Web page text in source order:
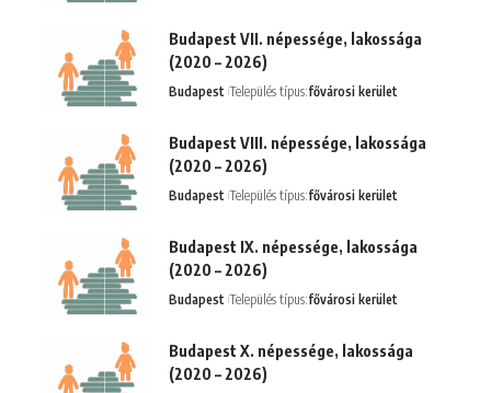
Budapest VII. népessége, lakossága
(2020 – 2026)
Budapest Település típus:fővárosi kerület
Budapest VIII. népessége, lakossága
(2020 – 2026)
Budapest Település típus:fővárosi kerület
Budapest IX. népessége, lakossága
(2020 – 2026)
Budapest Település típus:fővárosi kerület
Budapest X. népessége, lakossága
(2020 – 2026)